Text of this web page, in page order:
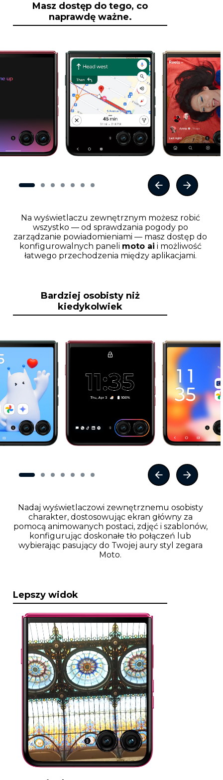
Masz dostęp do tego, co
naprawdę ważne.
Na wyświetlaczu zewnętrznym możesz robić
wszystko — od sprawdzania pogody po
zarządzanie powiadomieniami — masz dostęp do
konfigurowalnych paneli moto ai i możliwość
łatwego przechodzenia między aplikacjami.
Bardziej osobisty niż
kiedykolwiek
Nadaj wyświetlaczowi zewnętrznemu osobisty
charakter, dostosowując ekran główny za
pomocą animowanych postaci, zdjęć i szablonów,
konfigurując doskonałe tło połączeń lub
wybierając pasujący do Twojej aury styl zegara
Moto.
Lepszy widok